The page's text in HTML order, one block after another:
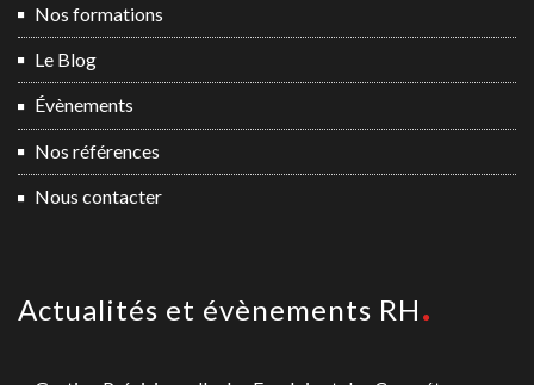
Nos formations
Le Blog
Évènements
Nos références
Nous contacter
Actualités et évènements RH